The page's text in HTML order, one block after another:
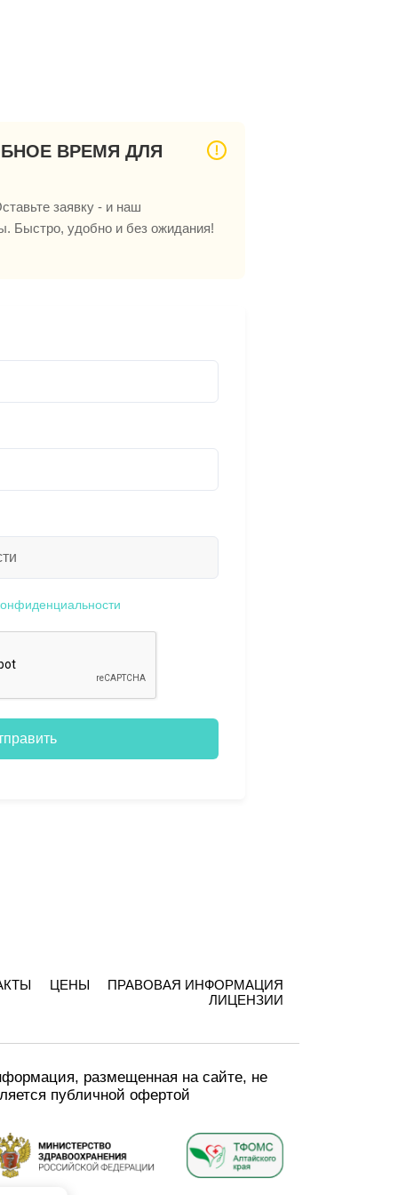
ВРЕМЯ ДЛЯ
заявку - и наш
Быстро, удобно и без ожидания!
ЦЕНЫ
ПРАВОВАЯ ИНФОРМАЦИЯ
ЛИЦЕНЗИИ
размещенная на сайте, не
публичной офертой